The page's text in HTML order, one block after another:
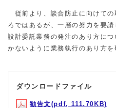
従前より、談合防止に向けての
ろではあるが、一層の努力を要
設計委託業務の発注のあり方に
かないように業務執行のあり方
ダウンロードファイル
勧告文(pdf, 111.70KB)